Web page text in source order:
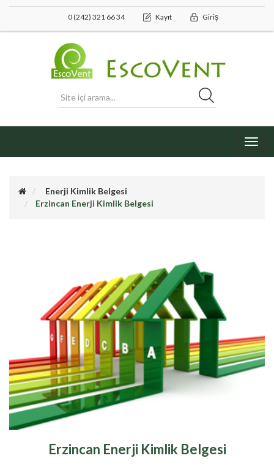
0 (242) 321 66 34 Kayıt Giriş
Enerji Kimlik Belgesi
Erzincan Enerji Kimlik Belgesi
Erzincan Enerji Kimlik Belgesi